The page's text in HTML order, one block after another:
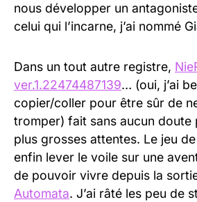
nous développer un
celui qui l’incarne, j’ai nommé
Dans un tout autre registre,
ver.1.22474487139… (oui, j’ai
copier/coller pour être sûr de
tromper) fait sans aucun doute
plus grosses attentes. Le jeu
enfin lever le voile sur une
de pouvoir vivre depuis la
Automata. J’ai râté les peu de